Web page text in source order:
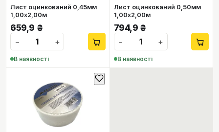
Лист оцинкований 0,45мм
1,00х2,00м
659,9 ₴
−
+
В наявності
Лист оцинкований 0,50мм
1,00х2,00м
794,9 ₴
−
+
В наявності